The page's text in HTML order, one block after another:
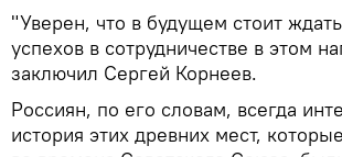
"Уверен, что в будущем стоит
успехов в сотрудничестве в этом
заключил Сергей Корнеев.
Россиян, по его словам, всегда
история этих древних мест,